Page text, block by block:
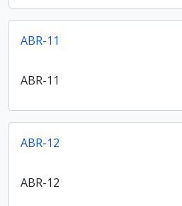
ABR-11
ABR-11
ABR-12
ABR-12